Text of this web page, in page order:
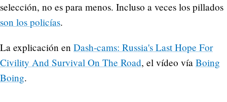
selección, no es para menos. Incluso a veces los pillados
son los policías.
La explicación en Dash-cams: Russia's Last Hope For
Civility And Survival On The Road, el vídeo vía Boing
Boing.